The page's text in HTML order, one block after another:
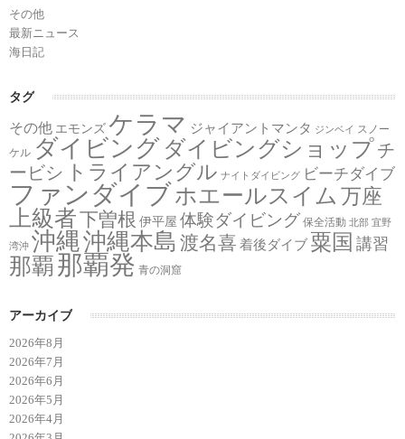
その他
最新ニュース
海日記
タグ
その他 エモンズ ケラマ ジャイアントマンタ ジンベイ
スノー
ケル ダイビング ダイビングショップチ
ービシ トライアングル ナイトダイビング ビーチダイブ
ファンダイブホエールスイム 万座
上級者下曽根 伊平屋 体験ダイビング 保全活動 北部 宜野
湾沖 沖縄沖縄本島 渡名喜 着後ダイブ 粟国 講習
那覇 那覇発 青の洞窟
アーカイブ
2026年8月
2026年7月
2026年6月
2026年5月
2026年4月